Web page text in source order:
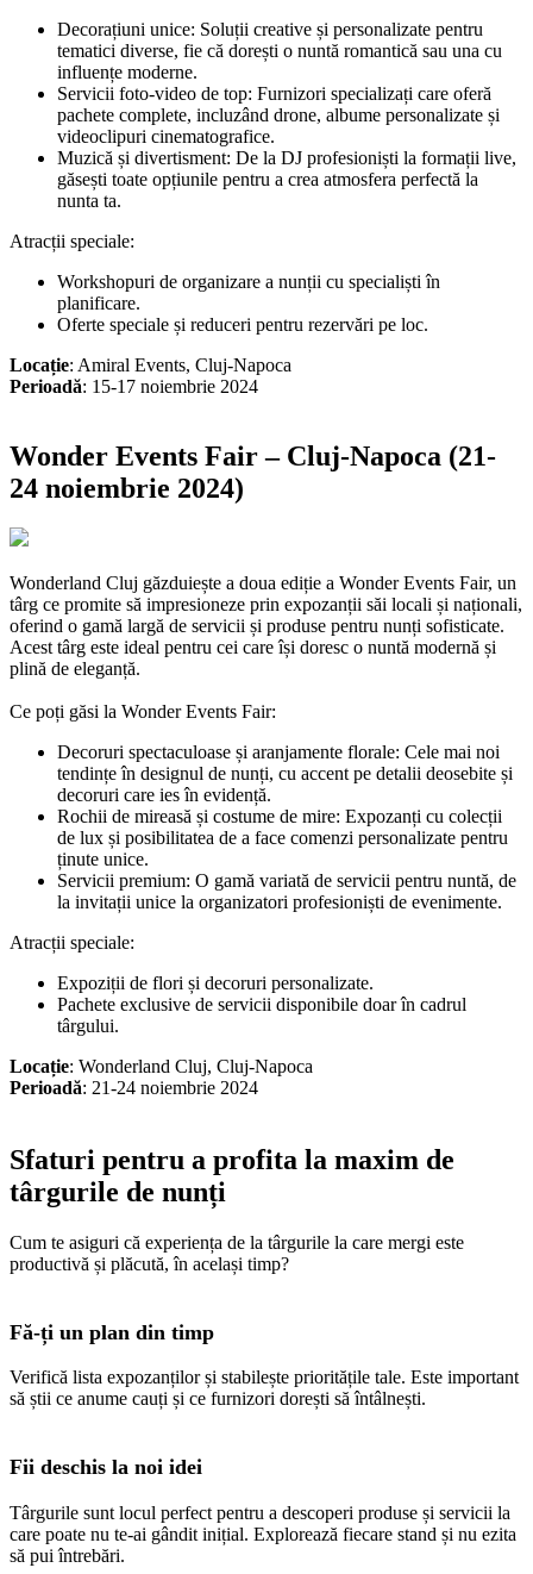
Decorațiuni unice: Soluții creative și personalizate pentru
tematici diverse, fie că dorești o nuntă romantică sau una cu
influențe moderne.
Servicii foto-video de top: Furnizori specializați care oferă
pachete complete, incluzând drone, albume personalizate și
videoclipuri cinematografice.
Muzică și divertisment: De la DJ profesioniști la formații live,
găsești toate opțiunile pentru a crea atmosfera perfectă la
nunta ta.
Atracții speciale:
Workshopuri de organizare a nunții cu specialiști în
planificare.
Oferte speciale și reduceri pentru rezervări pe loc.
Locație: Amiral Events, Cluj-Napoca
Perioadă: 15-17 noiembrie 2024
Wonder Events Fair – Cluj-Napoca (21-
24 noiembrie 2024)
Wonderland Cluj găzduiește a doua ediție a Wonder Events Fair, un
târg ce promite să impresioneze prin expozanții săi locali și naționali,
oferind o gamă largă de servicii și produse pentru nunți sofisticate.
Acest târg este ideal pentru cei care își doresc o nuntă modernă și
plină de eleganță.
Ce poți găsi la Wonder Events Fair:
Decoruri spectaculoase și aranjamente florale: Cele mai noi
tendințe în designul de nunți, cu accent pe detalii deosebite și
decoruri care ies în evidență.
Rochii de mireasă și costume de mire: Expozanți cu colecții
de lux și posibilitatea de a face comenzi personalizate pentru
ținute unice.
Servicii premium: O gamă variată de servicii pentru nuntă, de
la invitații unice la organizatori profesioniști de evenimente.
Atracții speciale:
Expoziții de flori și decoruri personalizate.
Pachete exclusive de servicii disponibile doar în cadrul
târgului.
Locație: Wonderland Cluj, Cluj-Napoca
Perioadă: 21-24 noiembrie 2024
Sfaturi pentru a profita la maxim de
târgurile de nunți
Cum te asiguri că experiența de la târgurile la care mergi este
productivă și plăcută, în același timp?
Fă-ți un plan din timp
Verifică lista expozanților și stabilește prioritățile tale. Este important
să știi ce anume cauți și ce furnizori dorești să întâlnești.
Fii deschis la noi idei
Târgurile sunt locul perfect pentru a descoperi produse și servicii la
care poate nu te-ai gândit inițial. Explorează fiecare stand și nu ezita
să pui întrebări.